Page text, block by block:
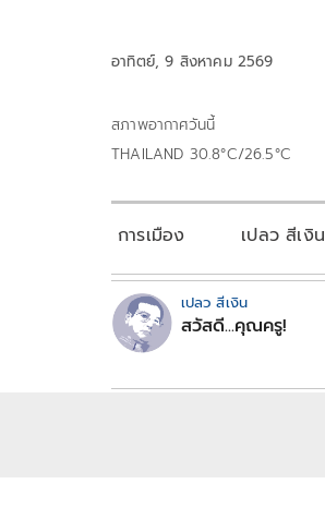
อาทิตย์, 9 สิงหาคม 2569
สภาพอากาศวันนี้
THAILAND 30.8°C/26.5°C
การเมือง เปลว สีเงิน
เปลว สีเงิน
สวัสดี...คุณครู!